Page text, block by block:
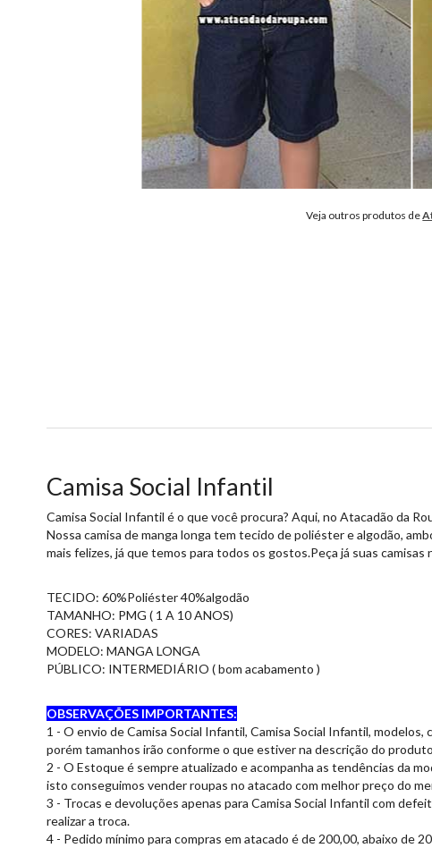
Veja outros produtos de
Camisa Social Infantil
Camisa Social Infantil é o que você procura? Aqui, no Atacadão da
Nossa camisa de manga longa tem tecido de poliéster e algodão,
mais felizes, já que temos para todos os gostos.Peça já suas
TECIDO: 60%Poliéster 40%algodão
TAMANHO: PMG ( 1 A 10 ANOS)
CORES: VARIADAS
MODELO: MANGA LONGA
PÚBLICO: INTERMEDIÁRIO ( bom acabamento )
OBSERVAÇÕES IMPORTANTES:
1 - O envio de Camisa Social Infantil, Camisa Social Infantil,
porém tamanhos irão conforme o que estiver na descrição do
2 - O Estoque é sempre atualizado e acompanha as tendências da
isto conseguimos vender roupas no atacado com melhor preço do
3 - Trocas e devoluções apenas para Camisa Social Infantil com
realizar a troca.
4 - Pedido mínimo para compras em atacado é de 200,00, abaixo de